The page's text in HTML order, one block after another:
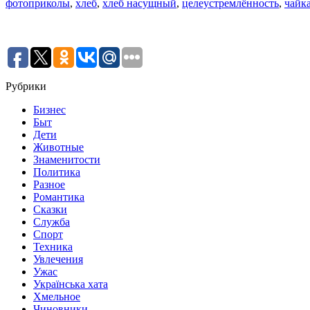
фотоприколы, хлеб, хлеб насущный, целеустремлённость, чайка
Рубрики
Бизнес
Быт
Дети
Животные
Знаменитости
Политика
Разное
Романтика
Сказки
Служба
Спорт
Техника
Увлечения
Ужас
Українська хата
Хмельное